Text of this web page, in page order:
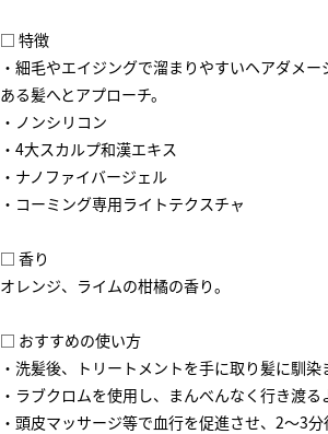
□ 特徴
・細毛やエイジングで溜まりやすいヘアダメ
ある髪へとアプローチ。
・ノンシリコン
・4大スカルプ和漢エキス
・ナノファイバージェル
・コーミング専用ライトテクスチャ
□ 香り
オレンジ、ライムの柑橘の香り。
□ おすすめの使い方
・洗髪後、トリートメントを手に取り髪に馴染
・ラブクロムを使用し、まんべんなく行き渡る
・頭皮マッサージ等で血行を促進させ、2～3